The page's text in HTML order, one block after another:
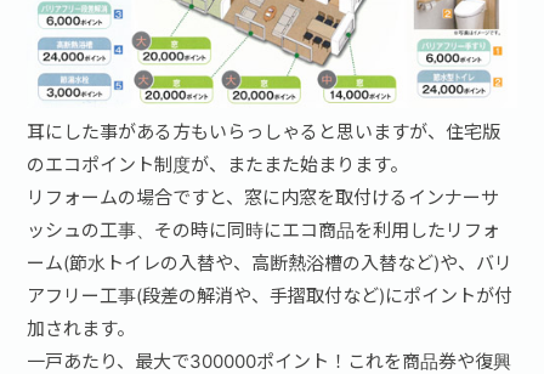
耳にした事がある方もいらっしゃると思いますが、住宅版
のエコポイント制度が、またまた始まります。
リフォームの場合ですと、窓に内窓を取付けるインナーサ
ッシュの工事、その時に同時にエコ商品を利用したリフォ
ーム(節水トイレの入替や、高断熱浴槽の入替など)や、バリ
アフリー工事(段差の解消や、手摺取付など)にポイントが付
加されます。
一戸あたり、最大で300000ポイント！これを商品券や復興